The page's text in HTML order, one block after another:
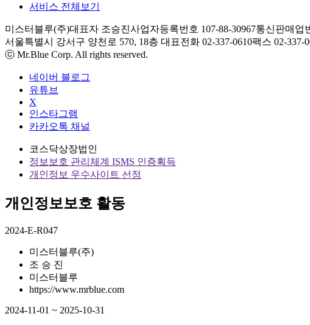
서비스 전체보기
미스터블루(주)대표자 조승진사업자등록번호 107-88-30967통신판매업
서울특별시 강서구 양천로 570, 18층 대표전화 02-337-0610팩스 02-337-
ⓒ Mr.Blue Corp. All rights reserved.
네이버 블로그
유튜브
X
인스타그램
카카오톡 채널
코스닥상장법인
정보보호 관리체계 ISMS 인증획득
개인정보 우수사이트 선정
개인정보보호 활동
2024-E-R047
미스터블루(주)
조 승 진
미스터블루
https://www.mrblue.com
2024-11-01 ~ 2025-10-31